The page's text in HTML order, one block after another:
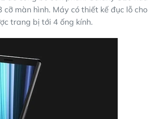
màn hình. Máy có thiết kế đục lỗ cho
trang bị tới 4 ống kính.